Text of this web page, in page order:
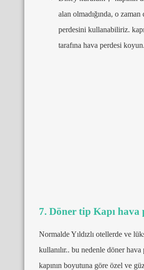
alan olmadığında, o
perdesini kullanabiliriz.
tarafına hava perdesi koyun.
7. Döner tip Kapı hava
Normalde Yıldızlı otellerde ve
kullanılır.. bu nedenle döner hava
kapının boyutuna göre özel ve